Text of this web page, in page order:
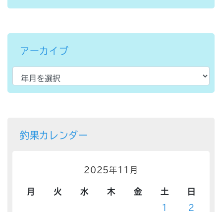
アーカイブ
釣果カレンダー
2025年11月
月 火 水 木 金 土
日
1
2